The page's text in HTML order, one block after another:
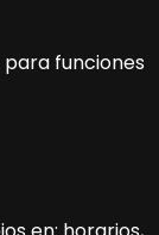
funciones